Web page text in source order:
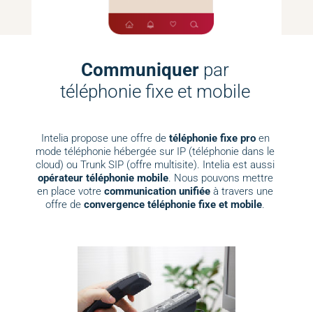
Communiquer par
téléphonie fixe et mobile
Intelia propose une offre de téléphonie fixe proen
mode téléphonie hébergée sur IP (téléphonie dans le
cloud) ou Trunk SIP (offre multisite). Intelia est aussi
opérateur téléphonie mobile. Nous pouvons mettre
en place votre communication unifiée à travers une
offre de convergence téléphonie fixe et mobile.